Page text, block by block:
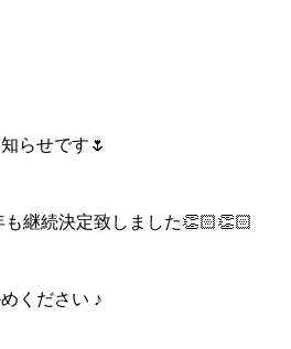
らせです🌷
継続決定致しました👏🏻👏🏻
ください ♪